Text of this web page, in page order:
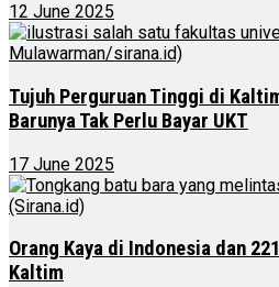
12 June 2025
Tujuh Perguruan Tinggi di
Barunya Tak Perlu Bayar UKT
17 June 2025
Orang Kaya di Indonesia dan
Kaltim